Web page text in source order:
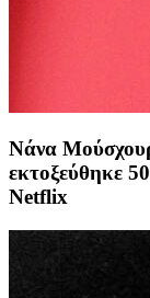
Νάνα
εκτοξεύθηκε
Netflix